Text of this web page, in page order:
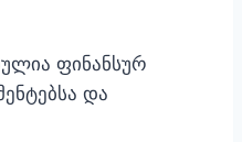
ფინანსურ
და